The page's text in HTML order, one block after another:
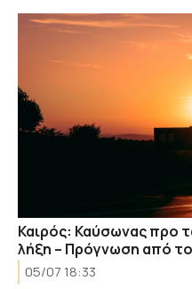
Καιρός: Καύσωνας προ
λήξη – Πρόγνωση από
05/07 18:33